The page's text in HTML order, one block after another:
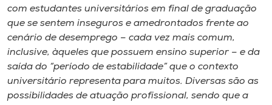
Unoesc
Store
Selecione
o idioma
com estudantes universitários em final de graduação
que se sentem inseguros e amedrontados frente ao
cenário de desemprego – cada vez mais comum,
inclusive, àqueles que possuem ensino superior – e da
saída do “período de estabilidade” que o contexto
universitário representa para muitos. Diversas são as
possibilidades de atuação profissional, sendo que a